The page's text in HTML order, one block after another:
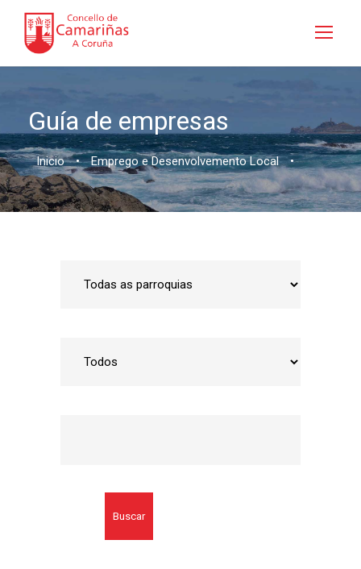
Guía de empresas
Inicio • Emprego e Desenvolvemento Local •
Buscar